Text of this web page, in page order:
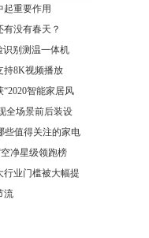
起重要作用
没有春天？
识别测温一体机
持8K视频播放
智能家居风
全场景前后装设
些值得关注的家电
净星级领跑榜
行业门槛被大幅提
流